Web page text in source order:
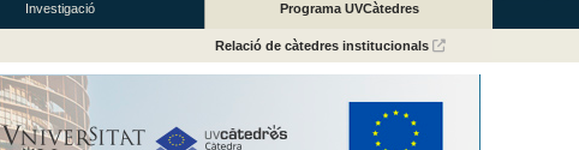
Investigació Programa UVCàtedres
Relació de càtedres institucionals